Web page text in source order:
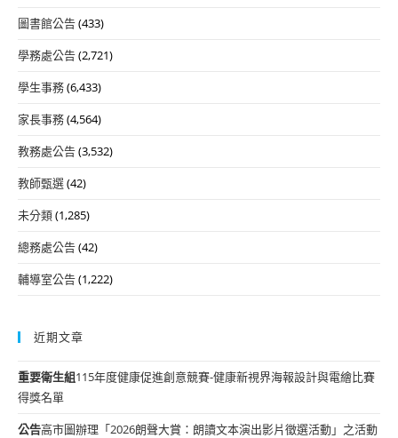
圖書館公告(433)
學務處公告(2,721)
學生事務(6,433)
家長事務(4,564)
教務處公告(3,532)
教師甄選(42)
未分類(1,285)
總務處公告(42)
輔導室公告(1,222)
近期文章
重要衛生組115年度健康促進創意競賽-健康新視界海報設計與電繪比賽
得獎名單
公告高市圖辦理「2026朗聲大賞：朗讀文本演出影片徵選活動」之活動